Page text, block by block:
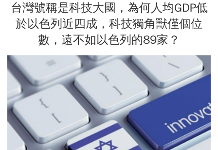
台灣號稱是科技大國，為何人均GDP低
於以色列近四成，科技獨角獸僅個位
數，遠不如以色列的89家？